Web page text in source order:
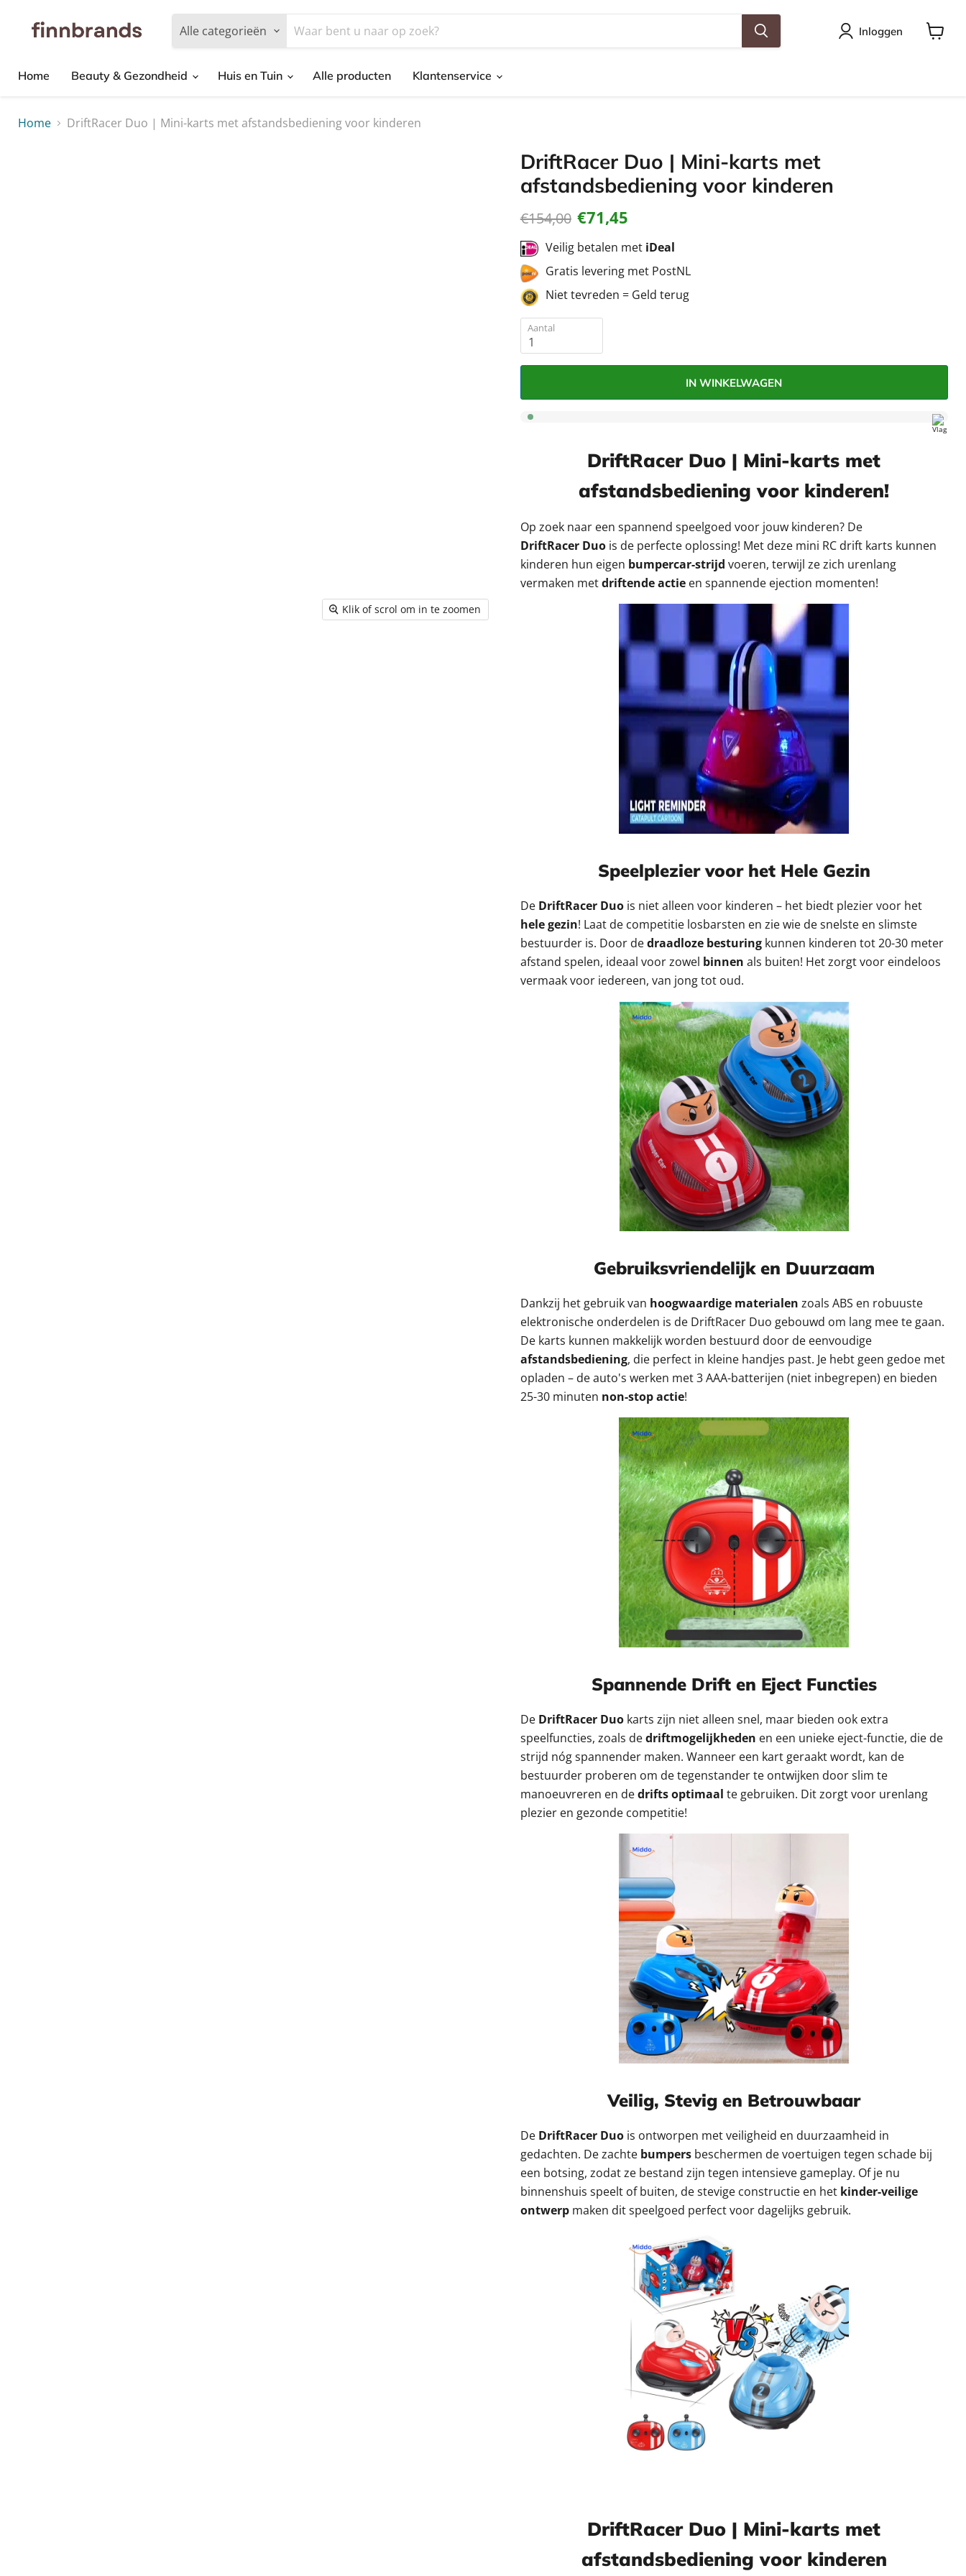
â–
Alle categorieën Inloggen
Home Beauty & Gezondheid Huis en Tuin Alle producten Klantenservice
Home DriftRacer Duo | Mini-karts met afstandsbediening voor kinderen
Klik of scrol om in te zoomen
DriftRacer Duo | Mini-karts met
afstandsbediening voor kinderen
Oorspronkelijke prijs
€154,00 Huidige prijs
€71,45
Veilig betalen met iDeal
Gratis levering met PostNL
Niet tevreden = Geld terug
Aantal
IN WINKELWAGEN
DriftRacer Duo | Mini-karts met
afstandsbediening voor kinderen!
Op zoek naar een spannend speelgoed voor jouw kinderen? De
DriftRacer Duois de perfecte oplossing! Met deze mini RC drift karts kunnen
kinderen hun eigen bumpercar-strijd voeren, terwijl ze zich urenlang
vermaken metdriftende actieen spannende ejection momenten!
Speelplezier voor het Hele Gezin
De DriftRacer Duois niet alleen voor kinderen – het biedt plezier voor het
hele gezin! Laat de competitie losbarsten en zie wie de snelste en slimste
bestuurder is. Door dedraadloze besturingkunnen kinderen tot 20-30 meter
afstand spelen, ideaal voor zowel binnen als buiten! Het zorgt voor eindeloos
vermaak voor iedereen, van jong tot oud.
Gebruiksvriendelijk en Duurzaam
Dankzij het gebruik van hoogwaardige materialen zoals ABS en robuuste
elektronische onderdelen is de DriftRacer Duo gebouwd om lang mee te gaan.
De karts kunnen makkelijk worden bestuurd door de eenvoudige
afstandsbediening, die perfect in kleine handjes past. Je hebt geen gedoe met
opladen – de auto's werken met 3 AAA-batterijen (niet inbegrepen) en bieden
25-30 minuten non-stop actie!
Spannende Drift en Eject Functies
De DriftRacer Duokarts zijn niet alleen snel, maar bieden ook extra
speelfuncties, zoals dedriftmogelijkheden en een unieke eject-functie, die de
strijd nóg spannender maken. Wanneer een kart geraakt wordt, kan de
bestuurder proberen om de tegenstander te ontwijken door slim te
manoeuvreren en dedrifts optimaal te gebruiken. Dit zorgt voor urenlang
plezier en gezonde competitie!
Veilig, Stevig en Betrouwbaar
De DriftRacer Duois ontworpen met veiligheid en duurzaamheid in
gedachten. De zachte bumpersbeschermen de voertuigen tegen schade bij
een botsing, zodat ze bestand zijn tegen intensieve gameplay. Of je nu
binnenshuis speelt of buiten, de stevige constructie en het kinder-veilige
ontwerpmaken dit speelgoed perfect voor dagelijks gebruik.
DriftRacer Duo | Mini-karts met
afstandsbediening voor kinderen